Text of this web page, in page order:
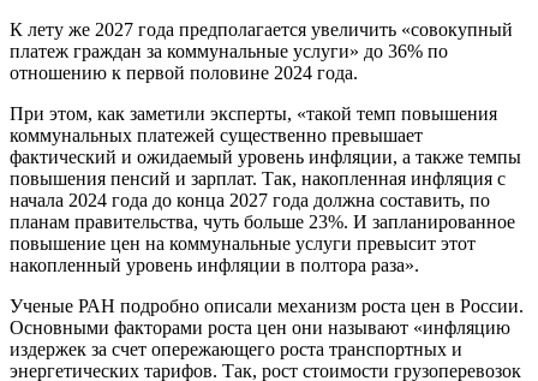
К лету же 2027 года предполагается увеличить «совокупный
платеж граждан за коммунальные услуги» до 36% по
отношению к первой половине 2024 года.
При этом, как заметили эксперты, «такой темп повышения
коммунальных платежей существенно превышает
фактический и ожидаемый уровень инфляции, а также темпы
повышения пенсий и зарплат. Так, накопленная инфляция с
начала 2024 года до конца 2027 года должна составить, по
планам правительства, чуть больше 23%. И запланированное
повышение цен на коммунальные услуги превысит этот
накопленный уровень инфляции в полтора раза».
Ученые РАН подробно описали механизм роста цен в России.
Основными факторами роста цен они называют «инфляцию
издержек за счет опережающего роста транспортных и
энергетических тарифов. Так, рост стоимости грузоперевозок